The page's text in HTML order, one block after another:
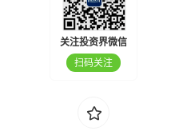
关注投资界微信
扫码关注